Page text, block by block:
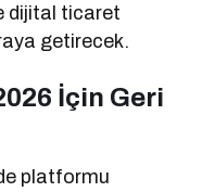
dijital ticaret
getirecek.
İçin Geri
platformu